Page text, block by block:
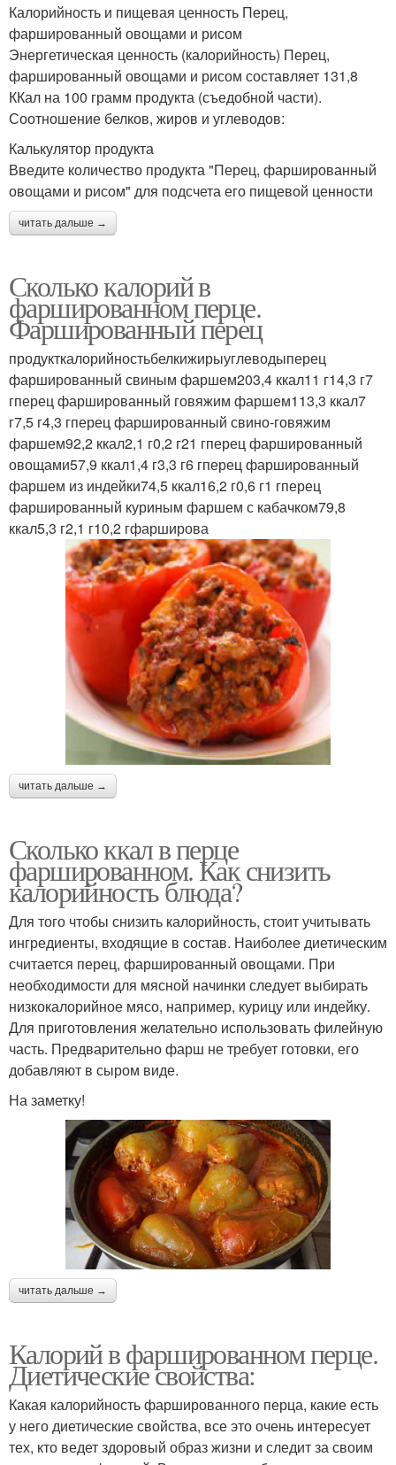
Калорийность и пищевая ценность Перец,
фаршированный овощами и рисом
Энергетическая ценность (калорийность) Перец,
фаршированный овощами и рисом составляет 131,8
ККал на 100 грамм продукта (съедобной части).
Соотношение белков, жиров и углеводов:
Калькулятор продукта
Введите количество продукта "Перец, фаршированный
овощами и рисом" для подсчета его пищевой ценности
читать дальше →
Сколько калорий в
фаршированном перце.
Фаршированный перец
продукткалорийностьбелкижирыуглеводыперец
фаршированный свиным фаршем203,4 ккал11 г14,3 г7
гперец фаршированный говяжим фаршем113,3 ккал7
г7,5 г4,3 гперец фаршированный свино-говяжим
фаршем92,2 ккал2,1 г0,2 г21 гперец фаршированный
овощами57,9 ккал1,4 г3,3 г6 гперец фаршированный
фаршем из индейки74,5 ккал16,2 г0,6 г1 гперец
фаршированный куриным фаршем с кабачком79,8
ккал5,3 г2,1 г10,2 гфарширова
читать дальше →
Сколько ккал в перце
фаршированном. Как снизить
калорийность блюда?
Для того чтобы снизить калорийность, стоит учитывать
ингредиенты, входящие в состав. Наиболее диетическим
считается перец, фаршированный овощами. При
необходимости для мясной начинки следует выбирать
низкокалорийное мясо, например, курицу или индейку.
Для приготовления желательно использовать филейную
часть. Предварительно фарш не требует готовки, его
добавляют в сыром виде.
На заметку!
читать дальше →
Калорий в фаршированном перце.
Диетические свойства:
Какая калорийность фаршированного перца, какие есть
у него диетические свойства, все это очень интересует
тех, кто ведет здоровый образ жизни и следит за своим